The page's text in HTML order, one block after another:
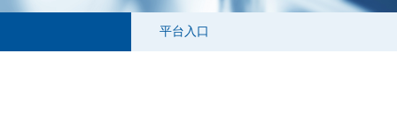
平台入口